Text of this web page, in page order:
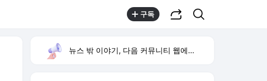
구독
뉴스 밖 이야기, 다음 커뮤니티 웹에서 보기